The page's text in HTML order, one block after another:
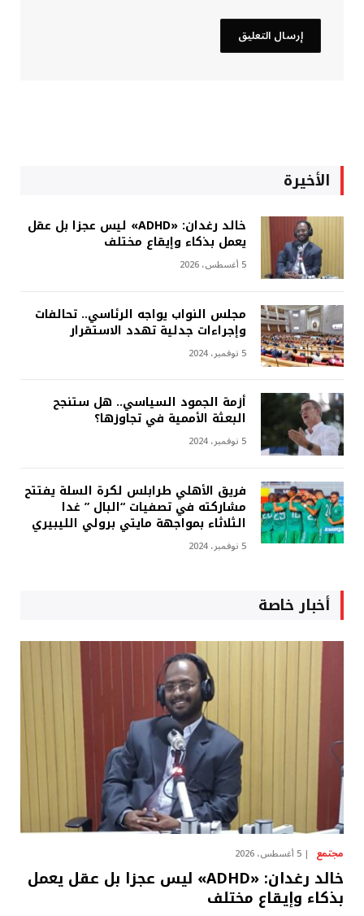
الأخيرة
خالد رغدان: «ADHD» ليس عجزا بل عقل
يعمل بذكاء وإيقاع مختلف
5 أغسطس، 2026
مجلس النواب يواجه الرئاسي.. تحالفات
وإجراءات جدلية تهدد الاستقرار
5 نوفمبر، 2024
أزمة الجمود السياسي.. هل ستنجح
البعثة الأممية في تجاوزها؟
5 نوفمبر، 2024
فريق الأهلي طرابلس لكرة السلة يفتتح
مشاركته في تصفيات “البال ” غدا
الثلاثاء بمواجهة مايتي برولي الليبيري
5 نوفمبر، 2024
أخبار خاصة
مجتمع 5 أغسطس، 2026
خالد رغدان: «ADHD» ليس عجزا بل عقل يعمل
بذكاء وإيقاع مختلف